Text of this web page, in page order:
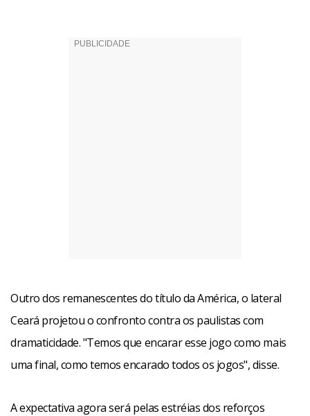
Outro dos remanescentes do título da América, o lateral
Ceará projetou o confronto contra os paulistas com
dramaticidade. "Temos que encarar esse jogo como mais
uma final, como temos encarado todos os jogos", disse.
A expectativa agora será pelas estréias dos reforços